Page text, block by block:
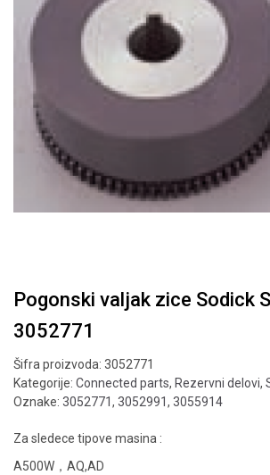
Pogonski valjak zice Sodick
3052771
Šifra proizvoda: 3052771
Kategorije: Connected parts, Rezervni delovi,
Oznake: 3052771, 3052991, 3055914
Za sledece tipove masina :
A500W，AQ,AD